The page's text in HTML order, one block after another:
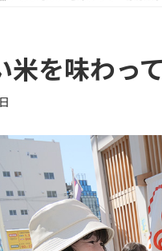
米を味わっ